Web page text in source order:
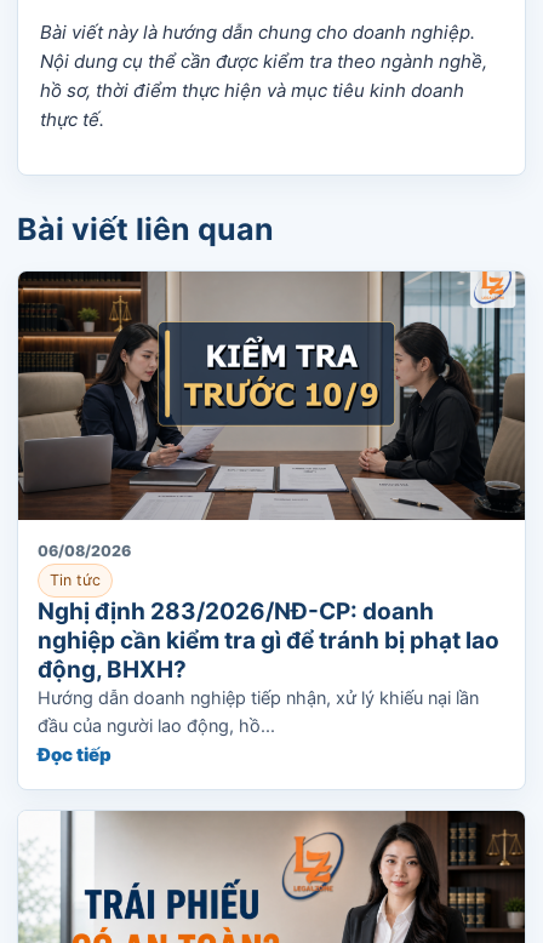
Bài viết này là hướng dẫn chung cho doanh nghiệp.
Nội dung cụ thể cần được kiểm tra theo ngành nghề,
hồ sơ, thời điểm thực hiện và mục tiêu kinh doanh
thực tế.
Bài viết liên quan
06/08/2026
Tin tức
Nghị định 283/2026/NĐ-CP: doanh
nghiệp cần kiểm tra gì để tránh bị phạt lao
động, BHXH?
Hướng dẫn doanh nghiệp tiếp nhận, xử lý khiếu nại lần
đầu của người lao động, hồ...
Đọc tiếp